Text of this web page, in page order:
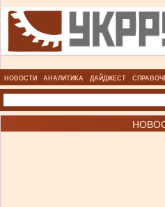
НОВОСТИ АНАЛИТИКА ДАЙДЖЕСТ